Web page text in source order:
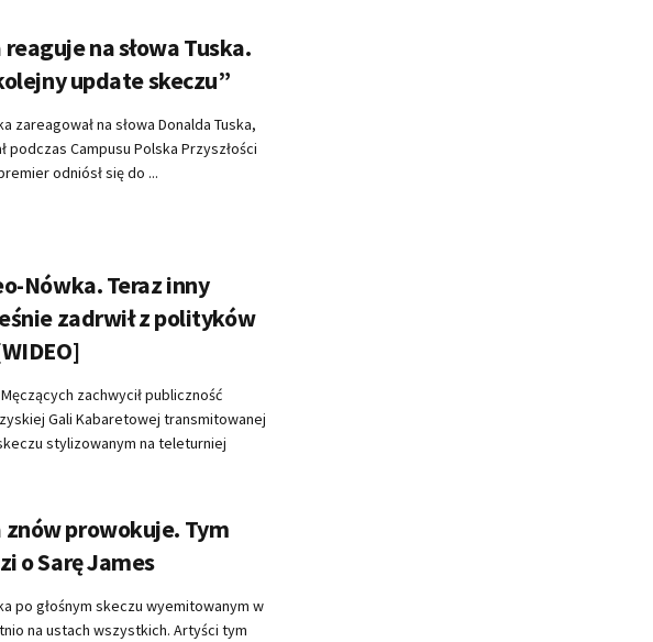
na słowa Tuska.
update skeczu”
zareagował na słowa Donalda Tuska,
podczas Campusu Polska Przyszłości
odniósł się do ...
Nówka. Teraz inny
zadrwił z polityków
zachwycił publiczność
Gali Kabaretowej transmitowanej
stylizowanym na teleturniej
znów prowokuje. Tym
o Sarę James
po głośnym skeczu wyemitowanym w
na ustach wszystkich. Artyści tym